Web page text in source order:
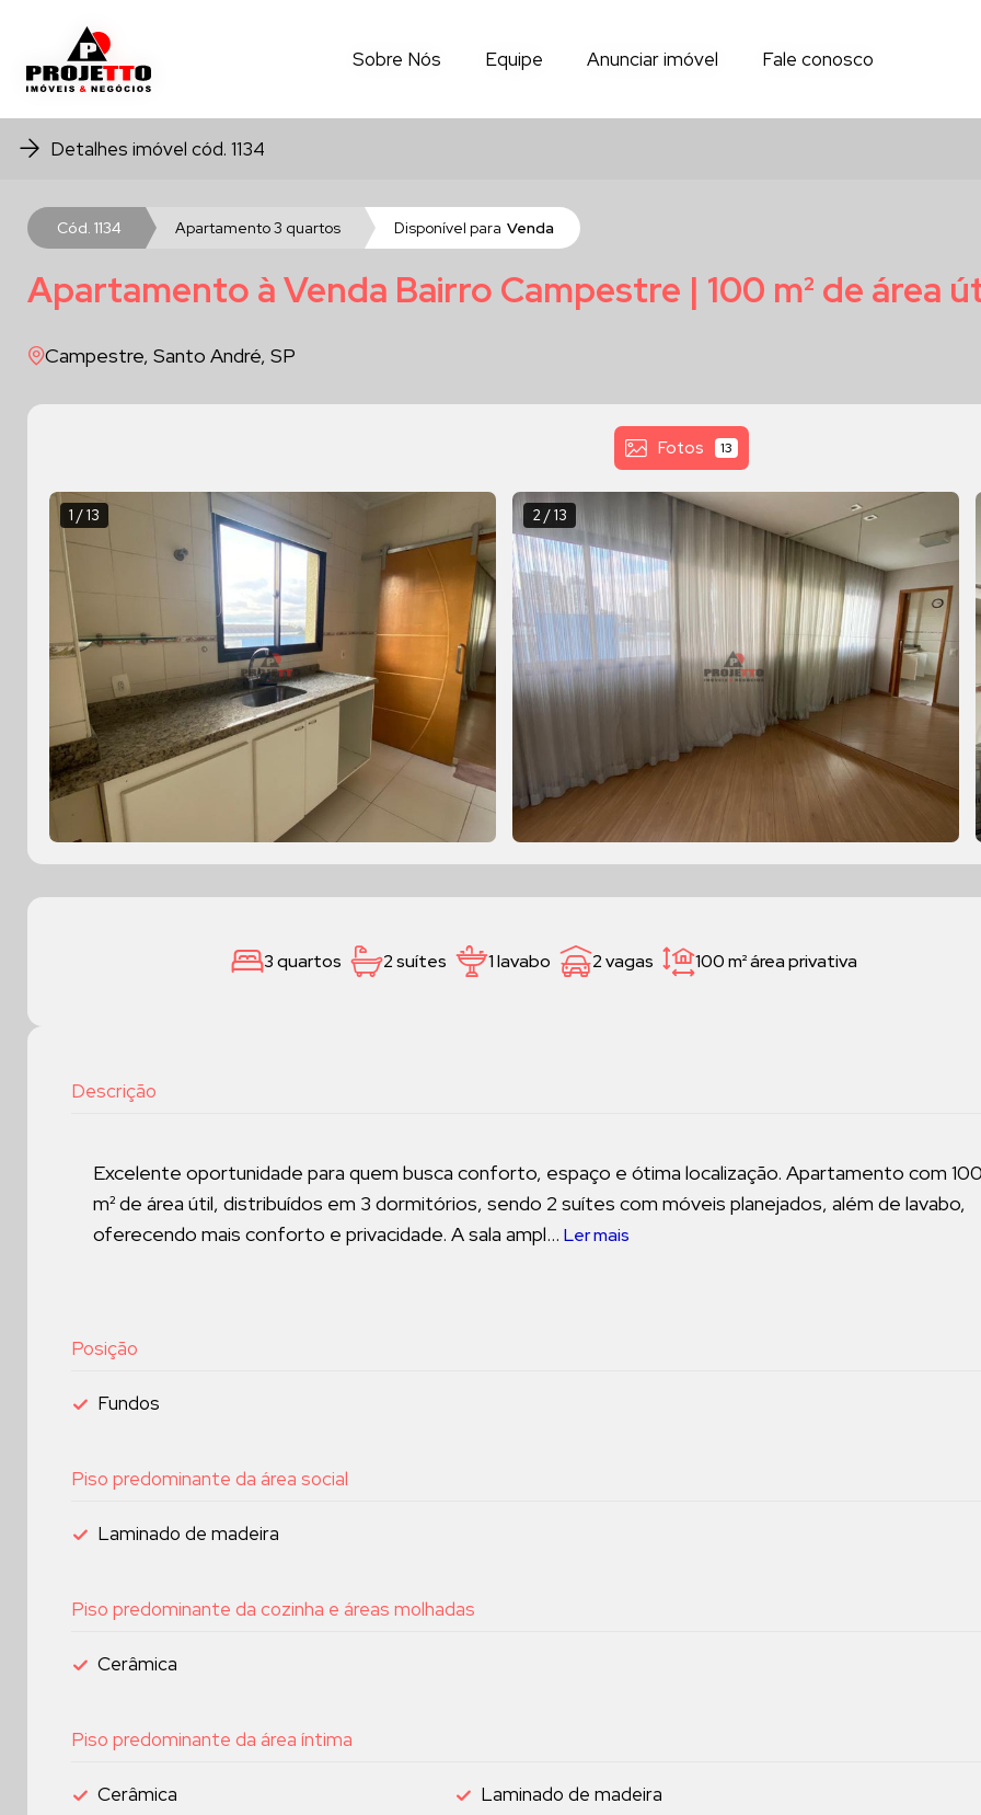
Sobre Nós Equipe Anunciar imóvel Fale conosco
Sobre Nós Equipe Anunciar imóvel Fale conosco
Detalhes imóvel cód. 1134
Cód. 1134 Apartamento 3 quartos Disponível para Venda
Apartamento à Venda Bairro Campestre | 100 m² de área
Campestre, Santo André, SP
Fotos 13
1 / 13 2 / 13
3 quartos 2 suítes 1 lavabo 2 vagas 100 m²área privativa
Descrição
Excelente oportunidade para quem busca conforto, espaço e ótima localização. Apartamento com
m² de área útil, distribuídos em 3 dormitórios, sendo 2 suítes com móveis planejados, além de lavabo,
oferecendo mais conforto e privacidade. A sala ampl... Ler mais
Posição
Fundos
Piso predominante da área social
Laminado de madeira
Piso predominante da cozinha e áreas molhadas
Cerâmica
Piso predominante da área íntima
Cerâmica Laminado de madeira